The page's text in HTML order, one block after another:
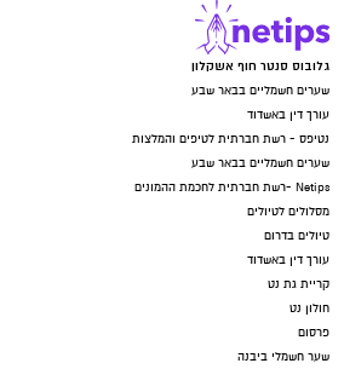
גלובוס סנטר חוף אשקלון
שערים חשמליים בבאר שבע
עורך דין באשדוד
נטיפס - רשת חברתית לטיפים והמלצות
שערים חשמליים בבאר שבע
Netips -רשת חברתית לחכמת ההמונים
מסלולים לטיולים
טיולים בדרום
עורך דין באשדוד
קריית גת נט
חולון נט
פרסום
שער חשמלי ביבנה